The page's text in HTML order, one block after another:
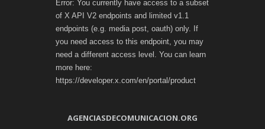
Error: You currently have access to a subset
of X API V2 endpoints and limited v1.1
endpoints (e.g. media post, oauth) only. If
you need access to this endpoint, you may
need a different access level. You can learn
more here:
https://developer.x.com/en/portal/product
AGENCIASDECOMUNICACION.ORG